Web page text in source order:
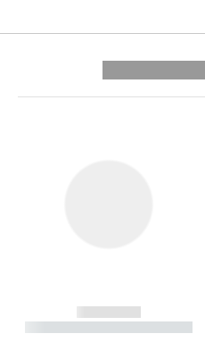
------------
----------- ----------- --------